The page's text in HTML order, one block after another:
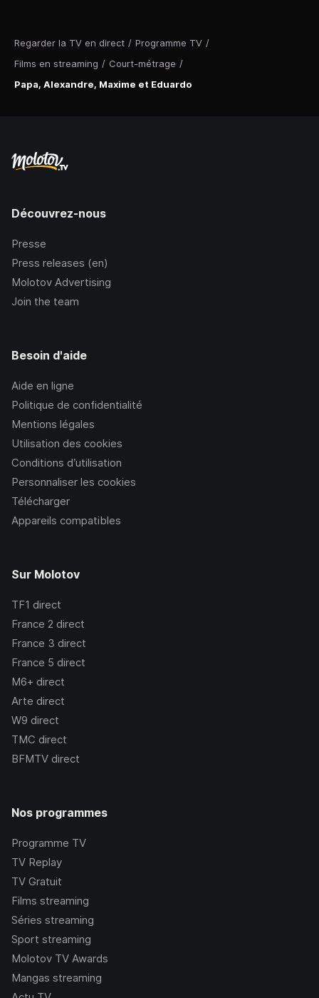
Regarder la TV en direct / Programme TV /
Films en streaming / Court-métrage /
Papa, Alexandre, Maxime et Eduardo
Découvrez-nous
Presse
Press releases (en)
Molotov Advertising
Join the team
Besoin d'aide
Aide en ligne
Politique de confidentialité
Mentions légales
Utilisation des cookies
Conditions d’utilisation
Personnaliser les cookies
Télécharger
Appareils compatibles
Sur Molotov
TF1 direct
France 2 direct
France 3 direct
France 5 direct
M6+ direct
Arte direct
W9 direct
TMC direct
BFMTV direct
Nos programmes
Programme TV
TV Replay
TV Gratuit
Films streaming
Séries streaming
Sport streaming
Molotov TV Awards
Mangas streaming